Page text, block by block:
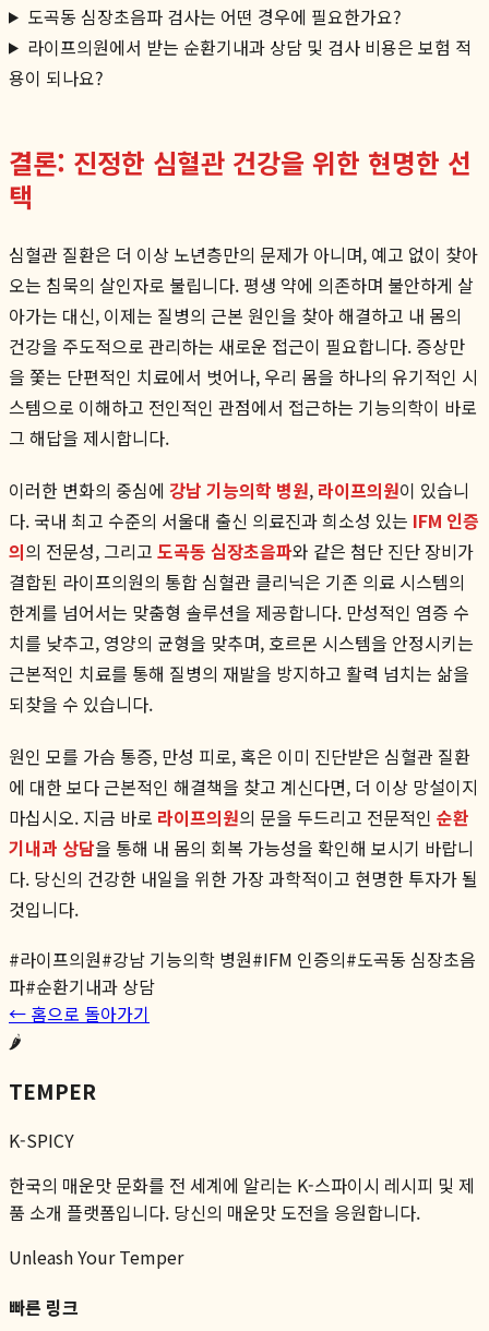
도곡동 심장초음파 검사는 어떤 경우에 필요한가요?
라이프의원에서 받는 순환기내과 상담 및 검사 비용은 보험 적
용이 되나요?
결론: 진정한 심혈관 건강을 위한 현명한 선
택
심혈관 질환은 더 이상 노년층만의 문제가 아니며, 예고 없이 찾아
오는 침묵의 살인자로 불립니다. 평생 약에 의존하며 불안하게 살
아가는 대신, 이제는 질병의 근본 원인을 찾아 해결하고 내 몸의
건강을 주도적으로 관리하는 새로운 접근이 필요합니다. 증상만
을 쫓는 단편적인 치료에서 벗어나, 우리 몸을 하나의 유기적인 시
스템으로 이해하고 전인적인 관점에서 접근하는 기능의학이 바로
그 해답을 제시합니다.
이러한 변화의 중심에 강남 기능의학 병원, 라이프의원이 있습니
다. 국내 최고 수준의 서울대 출신 의료진과 희소성 있는 IFM 인증
의의 전문성, 그리고 도곡동 심장초음파와 같은 첨단 진단 장비가
결합된 라이프의원의 통합 심혈관 클리닉은 기존 의료 시스템의
한계를 넘어서는 맞춤형 솔루션을 제공합니다. 만성적인 염증 수
치를 낮추고, 영양의 균형을 맞추며, 호르몬 시스템을 안정시키는
근본적인 치료를 통해 질병의 재발을 방지하고 활력 넘치는 삶을
되찾을 수 있습니다.
원인 모를 가슴 통증, 만성 피로, 혹은 이미 진단받은 심혈관 질환
에 대한 보다 근본적인 해결책을 찾고 계신다면, 더 이상 망설이지
마십시오. 지금 바로 라이프의원의 문을 두드리고 전문적인 순환
기내과 상담을 통해 내 몸의 회복 가능성을 확인해 보시기 바랍니
다. 당신의 건강한 내일을 위한 가장 과학적이고 현명한 투자가 될
것입니다.
#라이프의원#강남 기능의학 병원#IFM 인증의#도곡동 심장초음
파#순환기내과 상담
← 홈으로 돌아가기
🌶️
TEMPER
K-SPICY
한국의 매운맛 문화를 전 세계에 알리는 K-스파이시 레시피 및 제
품 소개 플랫폼입니다. 당신의 매운맛 도전을 응원합니다.
Unleash Your Temper
빠른 링크